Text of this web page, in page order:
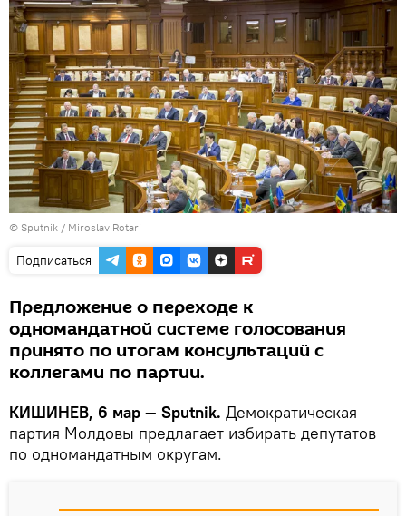
© Sputnik / Miroslav Rotari
Подписаться
Предложение о переходе к
одномандатной системе голосования
принято по итогам консультаций с
коллегами по партии.
КИШИНЕВ, 6 мар — Sputnik. Демократическая
партия Молдовы предлагает избирать депутатов
по одномандатным округам.